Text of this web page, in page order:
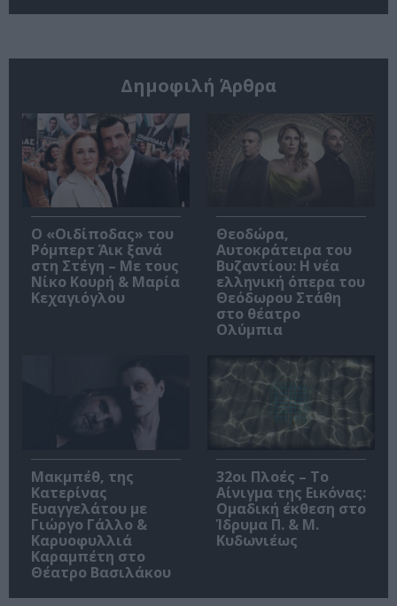
Δημοφιλή Άρθρα
O «Οιδίποδας» του
Ρόμπερτ Άικ ξανά
στη Στέγη – Με τους
Νίκο Κουρή & Μαρία
Κεχαγιόγλου
Θεοδώρα,
Αυτοκράτειρα του
Βυζαντίου: Η νέα
ελληνική όπερα του
Θεόδωρου Στάθη
στο θέατρο
Ολύμπια
Μακμπέθ, της
Κατερίνας
Ευαγγελάτου με
Γιώργο Γάλλο &
Καρυοφυλλιά
Καραμπέτη στο
Θέατρο Βασιλάκου
32οι Πλοές – Το
Αίνιγμα της Εικόνας:
Ομαδική έκθεση στο
Ίδρυμα Π. & Μ.
Κυδωνιέως